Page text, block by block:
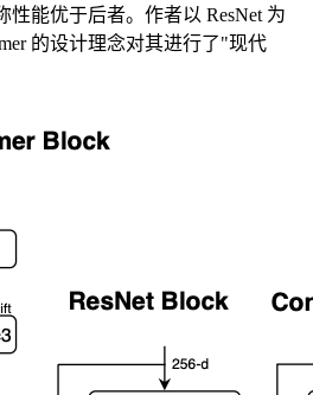
性能优于后者。作者以 ResNet 为
的设计理念对其进行了"现代